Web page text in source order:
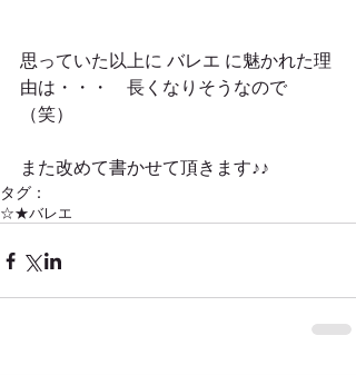
思っていた以上に バレエ に魅かれた理
由は・・・　長くなりそうなので
（笑）
また改めて書かせて頂きます♪♪
タグ：
☆★バレエ